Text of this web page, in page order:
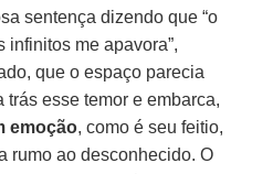
sentença dizendo que “o
me apavora”,
que o espaço parecia
trás esse temor e embarca,
emoção, como é seu feitio,
rumo ao desconhecido. O